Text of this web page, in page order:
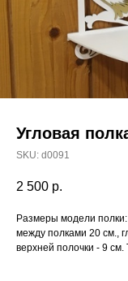
Угловая
SKU: d0091
2 500 р.
Размеры модели
между полками 20 см.,
верхней полочки - 9